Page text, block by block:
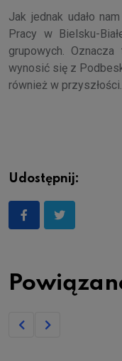
Jak jednak udało
Pracy w Bielsku-
grupowych.
wynosić się z
również w przyszłości.
Udostępnij: